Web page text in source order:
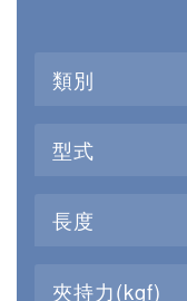
類別
型式
長度
夾持力(kgf)